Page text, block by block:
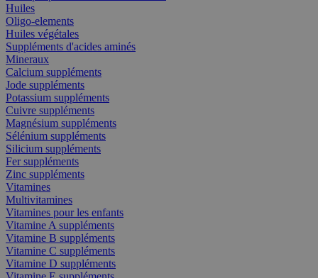
Huiles
Oligo-elements
Huiles végétales
Suppléments d'acides aminés
Mineraux
Calcium suppléments
Jode suppléments
Potassium suppléments
Cuivre suppléments
Magnésium suppléments
Sélénium suppléments
Silicium suppléments
Fer suppléments
Zinc suppléments
Vitamines
Multivitamines
Vitamines pour les enfants
Vitamine A suppléments
Vitamine B suppléments
Vitamine C suppléments
Vitamine D suppléments